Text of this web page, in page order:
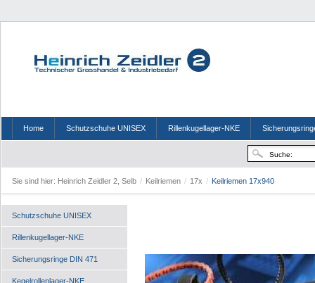
Home Schutzschuhe UNISEX Rillenkugellager-NKE
Sie sind hier: Heinrich Zeidler 2, Selb / Keilriemen / 17x / Keilriemen 17x940
Schutzschuhe UNISEX
Rillenkugellager-NKE
Sicherungsringe DIN 471
Kegelrollenlager-NKE